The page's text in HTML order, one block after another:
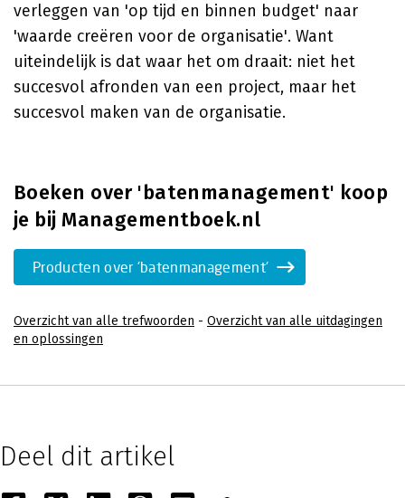
verleggen van 'op tijd en binnen budget' naar
'waarde creëren voor de organisatie'. Want
uiteindelijk is dat waar het om draait: niet het
succesvol afronden van een project, maar het
succesvol maken van de organisatie.
Boeken over 'batenmanagement' koop
je bij Managementboek.nl
Producten over 'batenmanagement'
Overzicht van alle trefwoorden - Overzicht van alle uitdagingen
en oplossingen
Deel dit artikel